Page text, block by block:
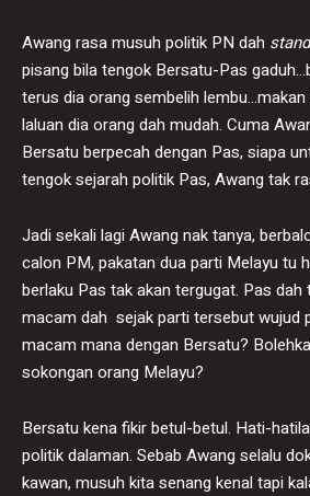
Awang rasa musuh politik PN dah
pisang bila tengok Bersatu-Pas
terus dia orang sembelih
laluan dia orang dah mudah. Cuma
Bersatu berpecah dengan Pas, siapa
tengok sejarah politik Pas, Awang tak
Jadi sekali lagi Awang nak tanya,
calon PM, pakatan dua parti Melayu tu
berlaku Pas tak akan tergugat. Pas
macam dah sejak parti tersebut wujud
macam mana dengan Bersatu?
sokongan orang Melayu?
Bersatu kena fikir betul-betul. Hati-
politik dalaman. Sebab Awang selalu
kawan, musuh kita senang kenal tapi